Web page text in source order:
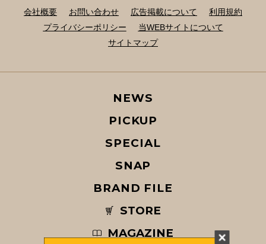
会社概要 お問い合わせ 広告掲載について
利用規約
プライバシーポリシー
当WEBサイトについて
サイトマップ
NEWS
PICKUP
SPECIAL
SNAP
BRAND FILE
STORE
MAGAZINE